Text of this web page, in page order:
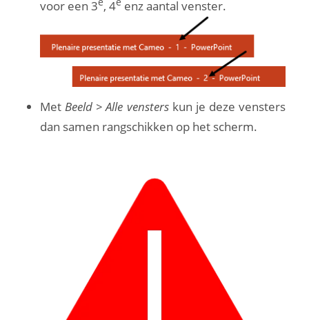
voor een 3 , 4 enz aantal venster.
MetBeeld > Alle vensterskun je deze vensters
dan samen rangschikken op het scherm.